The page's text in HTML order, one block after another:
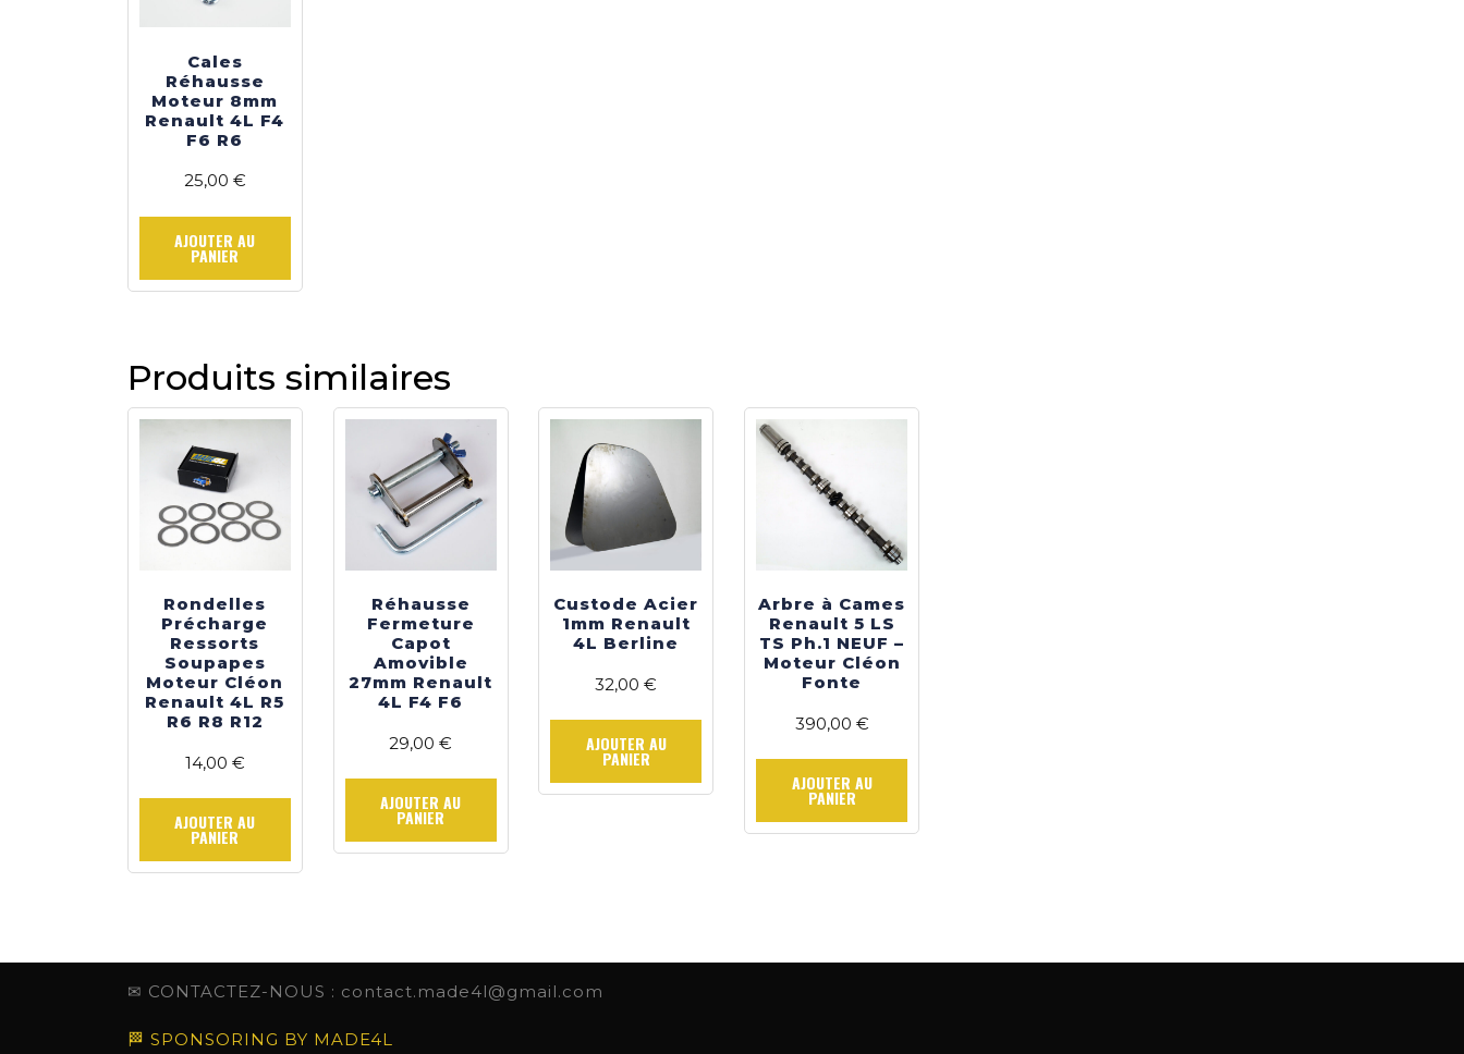
Cales
Réhausse
Moteur 8mm
Renault 4L F4
F6 R6
25,00 €
AJOUTER AU
PANIER
Produits similaires
Rondelles
Précharge
Ressorts
Soupapes
Moteur Cléon
Renault 4L R5
R6 R8 R12
14,00 €
AJOUTER AU
PANIER
Réhausse
Fermeture
Capot
Amovible
27mm Renault
4L F4 F6
29,00€
AJOUTER AU
PANIER
Custode Acier
1mm Renault
4L Berline
32,00€
AJOUTER AU
PANIER
Arbre à Cames
Renault 5 LS
TS Ph.1 NEUF –
Moteur Cléon
Fonte
390,00 €
AJOUTER AU
PANIER
✉ CONTACTEZ-NOUS : contact.made4l@gmail.com
🏁 SPONSORING BY MADE4L